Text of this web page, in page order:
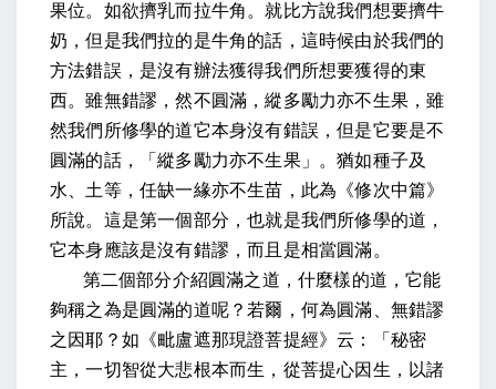
果位。如欲擠乳而拉牛角。就比方說我們想要擠牛
奶，但是我們拉的是牛角的話，這時候由於我們的
方法錯誤，是沒有辦法獲得我們所想要獲得的東
西。雖無錯謬，然不圓滿，縱多勵力亦不生果，雖
然我們所修學的道它本身沒有錯誤，但是它要是不
圓滿的話，「縱多勵力亦不生果」。猶如種子及
水、土等，任缺一緣亦不生苗，此為《修次中篇》
所說。這是第一個部分，也就是我們所修學的道，
它本身應該是沒有錯謬，而且是相當圓滿。
第二個部分介紹圓滿之道，什麼樣的道，它能
夠稱之為是圓滿的道呢？若爾，何為圓滿、無錯謬
之因耶？如《毗盧遮那現證菩提經》云：「秘密
主，一切智從大悲根本而生，從菩提心因生，以諸